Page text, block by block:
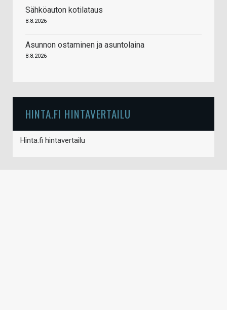
Sähköauton kotilataus
8.8.2026
Asunnon ostaminen ja asuntolaina
8.8.2026
HINTA.FI HINTAVERTAILU
Hinta.fi hintavertailu